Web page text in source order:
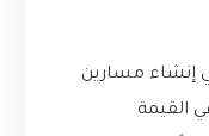
إنشاء مسارين
القيمة